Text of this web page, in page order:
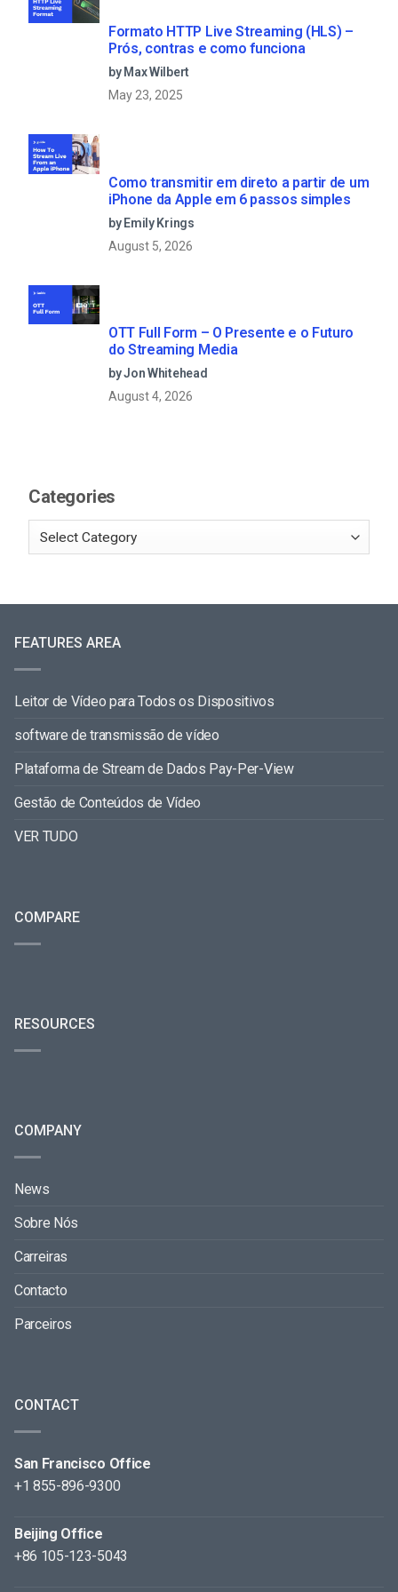
Formato HTTP Live Streaming (HLS) –
Prós, contras e como funciona
by Max Wilbert
May 23, 2025
Como transmitir em direto a partir de um
iPhone da Apple em 6 passos simples
by Emily Krings
August 5, 2026
OTT Full Form – O Presente e o Futuro
do Streaming Media
by Jon Whitehead
August 4, 2026
Categories
FEATURES AREA
Leitor de Vídeo para Todos os Dispositivos
software de transmissão de vídeo
Plataforma de Stream de Dados Pay-Per-View
Gestão de Conteúdos de Vídeo
VER TUDO
COMPARE
RESOURCES
COMPANY
News
Sobre Nós
Carreiras
Contacto
Parceiros
CONTACT
San Francisco Office
+1 855-896-9300
Beijing Office
+86 105-123-5043